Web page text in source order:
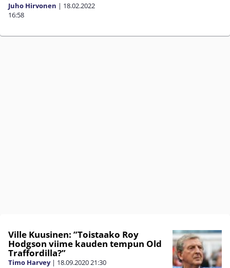
Juho Hirvonen | 18.02.2022
16:58
Ville Kuusinen: ”Toistaako Roy
Hodgson viime kauden tempun Old
Traffordilla?”
Timo Harvey| 18.09.202021:30